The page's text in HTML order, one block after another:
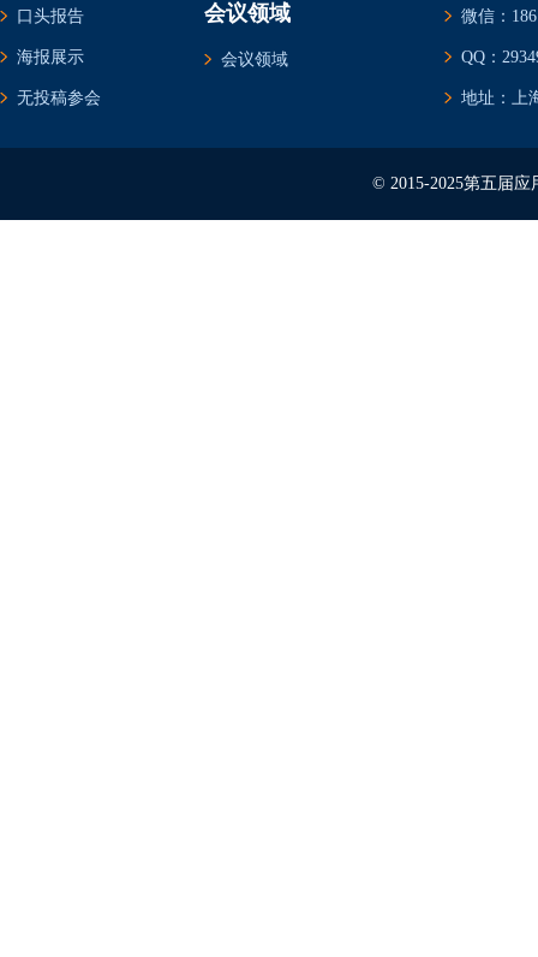
口头报告
海报展示
无投稿参会
会议领域
会议领域
微信：
QQ：
地址：上
© 2015-2025第五届